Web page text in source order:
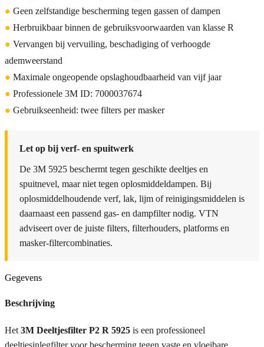
● Geen zelfstandige bescherming tegen gassen of dampen
● Herbruikbaar binnen de gebruiksvoorwaarden van klasse R
● Vervangen bij vervuiling, beschadiging of verhoogde
ademweerstand
● Maximale ongeopende opslaghoudbaarheid van vijf jaar
● Professionele 3M ID: 7000037674
● Gebruikseenheid: twee filters per masker
Let op bij verf- en spuitwerk
De 3M 5925 beschermt tegen geschikte deeltjes en
spuitnevel, maar niet tegen oplosmiddeldampen. Bij
oplosmiddelhoudende verf, lak, lijm of reinigingsmiddelen is
daarnaast een passend gas- en dampfilter nodig. VTN
adviseert over de juiste filters, filterhouders, platforms en
masker-filtercombinaties.
Gegevens
Beschrijving
Het 3M Deeltjesfilter P2 R 5925 is een professioneel